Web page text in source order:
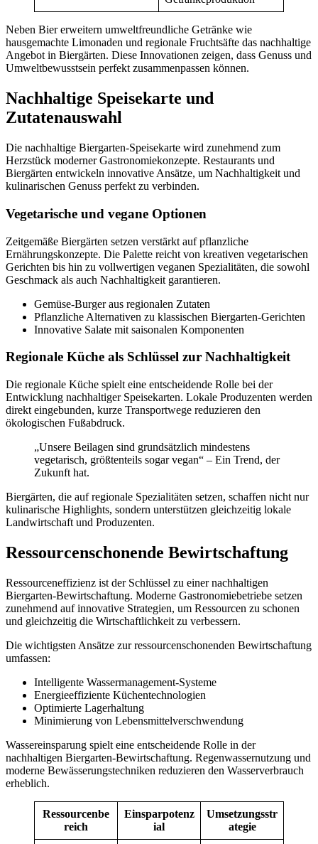
Neben Bier erweitern umweltfreundliche Getränke wie
hausgemachte Limonaden und regionale Fruchtsäfte das nachhaltige
Angebot in Biergärten. Diese Innovationen zeigen, dass Genuss und
Umweltbewusstsein perfekt zusammenpassen können.
Nachhaltige Speisekarte und
Zutatenauswahl
Die nachhaltige Biergarten-Speisekarte wird zunehmend zum
Herzstück moderner Gastronomiekonzepte. Restaurants und
Biergärten entwickeln innovative Ansätze, um Nachhaltigkeit und
kulinarischen Genuss perfekt zu verbinden.
Vegetarische und vegane Optionen
Zeitgemäße Biergärten setzen verstärkt auf pflanzliche
Ernährungskonzepte. Die Palette reicht von kreativen vegetarischen
Gerichten bis hin zu vollwertigen veganen Spezialitäten, die sowohl
Geschmack als auch Nachhaltigkeit garantieren.
Gemüse-Burger aus regionalen Zutaten
Pflanzliche Alternativen zu klassischen Biergarten-Gerichten
Innovative Salate mit saisonalen Komponenten
Regionale Küche als Schlüssel zur Nachhaltigkeit
Die regionale Küche spielt eine entscheidende Rolle bei der
Entwicklung nachhaltiger Speisekarten. Lokale Produzenten werden
direkt eingebunden, kurze Transportwege reduzieren den
ökologischen Fußabdruck.
„Unsere Beilagen sind grundsätzlich mindestens
vegetarisch, größtenteils sogar vegan“ – Ein Trend, der
Zukunft hat.
Biergärten, die auf regionale Spezialitäten setzen, schaffen nicht nur
kulinarische Highlights, sondern unterstützen gleichzeitig lokale
Landwirtschaft und Produzenten.
Ressourcenschonende Bewirtschaftung
Ressourceneffizienz ist der Schlüssel zu einer nachhaltigen
Biergarten-Bewirtschaftung. Moderne Gastronomiebetriebe setzen
zunehmend auf innovative Strategien, um Ressourcen zu schonen
und gleichzeitig die Wirtschaftlichkeit zu verbessern.
Die wichtigsten Ansätze zur ressourcenschonenden Bewirtschaftung
umfassen:
Intelligente Wassermanagement-Systeme
Energieeffiziente Küchentechnologien
Optimierte Lagerhaltung
Minimierung von Lebensmittelverschwendung
Wassereinsparung spielt eine entscheidende Rolle in der
nachhaltigen Biergarten-Bewirtschaftung. Regenwassernutzung und
moderne Bewässerungstechniken reduzieren den Wasserverbrauch
erheblich.
Ressourcenbe
reich
Einsparpotenz
ial
Umsetzungsstr
ategie